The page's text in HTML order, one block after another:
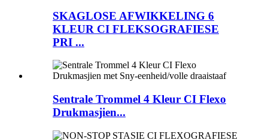
SKAGLOSE AFWIKKELING 6
KLEUR CI FLEKSOGRAFIESE
PRI ...
Sentrale Trommel 4 Kleur CI Flexo
Drukmasjien...